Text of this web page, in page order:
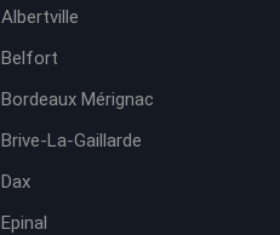
Albertville
Belfort
Bordeaux Mérignac
Brive-La-Gaillarde
Dax
Epinal